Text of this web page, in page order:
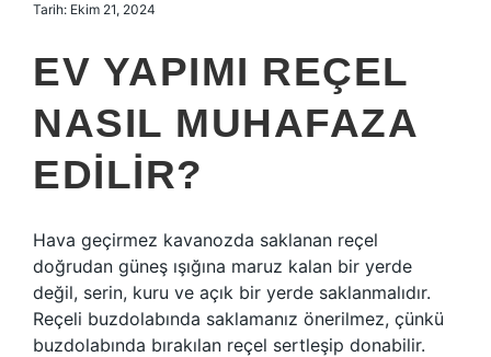
Tarih: Ekim 21, 2024
EV YAPIMI REÇEL
NASIL MUHAFAZA
EDILIR?
Hava geçirmez kavanozda saklanan reçel
doğrudan güneş ışığına maruz kalan bir yerde
değil, serin, kuru ve açık bir yerde saklanmalıdır.
Reçeli buzdolabında saklamanız önerilmez, çünkü
buzdolabında bırakılan reçel sertleşip donabilir.